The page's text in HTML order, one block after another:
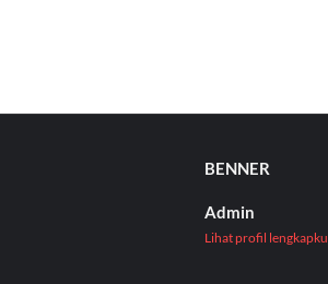
BENNER
Admin
Lihat profil lengkapku